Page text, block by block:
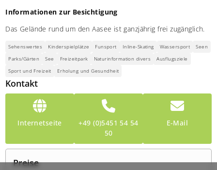
Informationen zur Besichtigung
Das Gelände rund um den Aasee ist ganzjährig frei zugänglich.
Sehenswertes Kinderspielplätze Funsport Inline-Skating Wassersport
Seen
Parks/Gärten
See Freizeitpark Naturinformation divers
Ausflugsziele
Sport und Freizeit
Erholung und Gesundheit
Kontakt
Internetseite
+49 (0)5451 54 54
50
E-Mail
Preise